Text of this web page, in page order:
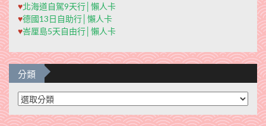
♥北海道自駕9天行│懶人卡
♥德國13日自助行│懶人卡
♥峇厘島5天自由行│懶人卡
分類
分
類